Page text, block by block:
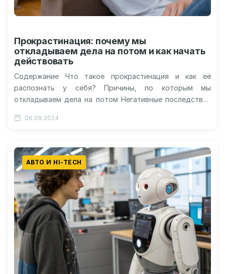
Прокрастинация: почему мы
откладываем дела на потом и как начать
действовать
Содержание Что такое прокрастинация и как её
распознать у себя? Причины, по которым мы
откладываем дела на потом Негативные последствия
06.09.2024
АВТО И HI-TECH